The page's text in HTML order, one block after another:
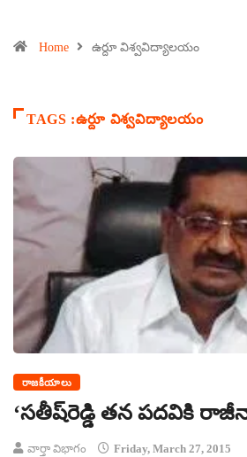
Home ఉర్దూ విశ్వవిద్యాలయం
TAGS :ఉర్దూ విశ్వవిద్యాలయం
రాజకీయాలు
‘సతీష్‌రెడ్డి తన పదవికి
వార్తా విభాగం Friday, March 27, 2015